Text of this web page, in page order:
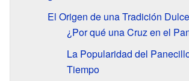
El Origen de una Tradición Dulce
¿Por qué una Cruz en el
La Popularidad del
Tiempo